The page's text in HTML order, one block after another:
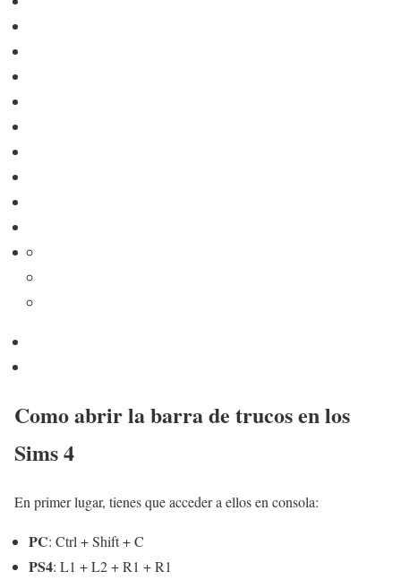
Como abrir la barra de trucos en los
Sims 4
En primer lugar, tienes que acceder a ellos en consola:
PC: Ctrl + Shift + C
PS4: L1 + L2 + R1 + R1